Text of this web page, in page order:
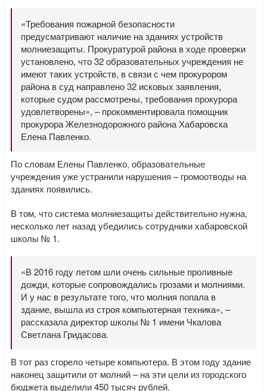
«Требования пожарной безопасности
предусматривают наличие на зданиях устройств
молниезащиты. Прокуратурой района в ходе проверки
установлено, что 32 образовательных учреждения не
имеют таких устройств, в связи с чем прокурором
района в суд направлено 32 исковых заявления,
которые судом рассмотрены, требования прокурора
удовлетворены», – прокомментировала помощник
прокурора Железнодорожного района Хабаровска
Елена Павленко.
По словам Елены Павленко, образовательные
учреждения уже устранили нарушения – громоотводы на
зданиях появились.
В том, что система молниезащиты действительно нужна,
несколько лет назад убедились сотрудники хабаровской
школы № 1.
«В 2016 году летом шли очень сильные проливные
дожди, которые сопровождались грозами и молниями.
И у нас в результате того, что молния попала в
здание, вышла из строя компьютерная техника», –
рассказала директор школы № 1 имени Чкалова
Светлана Гридасова.
В тот раз сгорело четыре компьютера. В этом году здание
наконец защитили от молний – на эти цели из городского
бюджета выделили 450 тысяч рублей.